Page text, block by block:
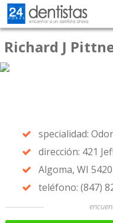
Richard J
specialidad:
dirección: 421
Algoma, WI
teléfono: (847)